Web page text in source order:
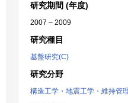
研究期間 (年度)
2007 – 2009
研究種目
基盤研究(C)
研究分野
構造工学・地震工学・維持管